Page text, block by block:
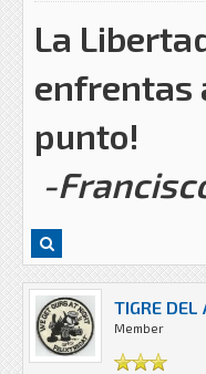
La
enfrentas
punto!
-
TIGRE DEL
Member